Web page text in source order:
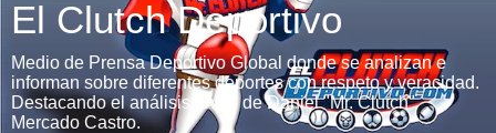
El Clutch Deportivo
Medio de Prensa Deportivo Global donde se analizan e
informan sobre diferentes deportes con respeto y veracidad.
Destacando el análisis único de Daniel "Mr. Clutch"
Mercado Castro.